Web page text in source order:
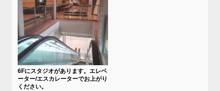
6Fにスタジオがあります。エレベ
ーター/エスカレーターでお上がり
ください。